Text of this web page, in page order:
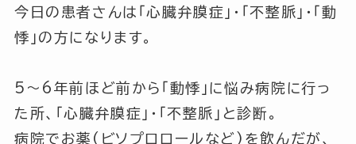
今日の患者さんは「心臓弁膜症」・「不整脈」・「動
悸」の方になります。
5～6年前ほど前から「動悸」に悩み病院に行っ
た所、「心臓弁膜症」・「不整脈」と診断。
病院でお薬(ビソプロロールなど)を飲んだが、